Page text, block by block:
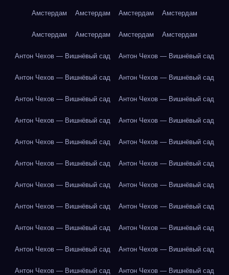
Амстердам Амстердам Амстердам Амстердам
Амстердам Амстердам Амстердам Амстердам
Антон Чехов — Вишнёвый сад Антон Чехов — Вишнёвый сад
Антон Чехов — Вишнёвый сад Антон Чехов — Вишнёвый сад
Антон Чехов — Вишнёвый сад Антон Чехов — Вишнёвый сад
Антон Чехов — Вишнёвый сад Антон Чехов — Вишнёвый сад
Антон Чехов — Вишнёвый сад Антон Чехов — Вишнёвый сад
Антон Чехов — Вишнёвый сад Антон Чехов — Вишнёвый сад
Антон Чехов — Вишнёвый сад Антон Чехов — Вишнёвый сад
Антон Чехов — Вишнёвый сад Антон Чехов — Вишнёвый сад
Антон Чехов — Вишнёвый сад Антон Чехов — Вишнёвый сад
Антон Чехов — Вишнёвый сад Антон Чехов — Вишнёвый сад
Антон Чехов — Вишнёвый сад Антон Чехов — Вишнёвый сад